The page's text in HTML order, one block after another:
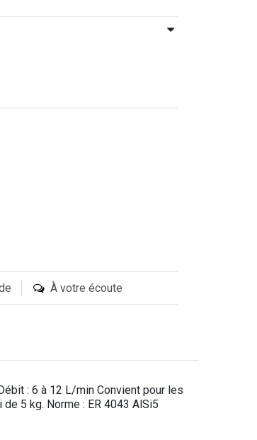
À votre écoute
: 6 à 12 L/min Convient pour les
5 kg. Norme : ER 4043 AlSi5